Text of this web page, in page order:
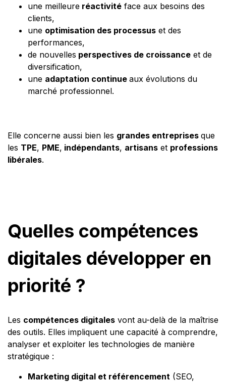
une meilleure réactivité face aux besoins des
clients,
une optimisation des processus et des
performances,
de nouvelles perspectives de croissance et de
diversification,
une adaptation continue aux évolutions du
marché professionnel.
Elle concerne aussi bien les grandes entreprises que
les TPE, PME, indépendants, artisans et professions
libérales.
Quelles compétences
digitales développer en
priorité ?
Les compétences digitales vont au-delà de la maîtrise
des outils. Elles impliquent une capacité à comprendre,
analyser et exploiter les technologies de manière
stratégique :
Marketing digital et référencement (SEO,